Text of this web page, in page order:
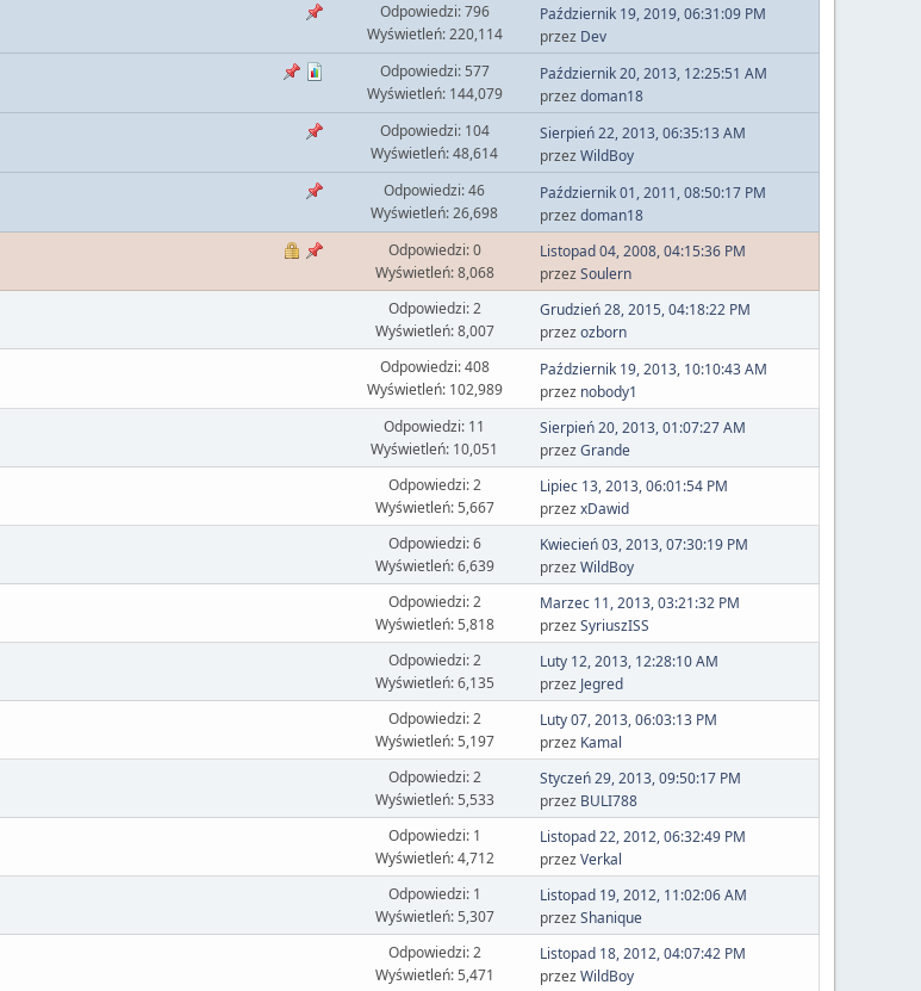
Odpowiedzi: 796
Wyświetleń: 220,114
Październik 19, 2019, 06:31:09 PM
przez Dev
Odpowiedzi: 577
Wyświetleń: 144,079
Październik 20, 2013, 12:25:51 AM
przezdoman18
Odpowiedzi: 104
Wyświetleń: 48,614
Sierpień 22, 2013, 06:35:13 AM
przezWildBoy
Odpowiedzi: 46
Wyświetleń: 26,698
Październik 01, 2011, 08:50:17 PM
przezdoman18
Odpowiedzi: 0
Wyświetleń: 8,068
Listopad 04, 2008, 04:15:36 PM
przezSoulern
Odpowiedzi: 2
Wyświetleń: 8,007
Grudzień 28, 2015, 04:18:22 PM
przezozborn
Odpowiedzi: 408
Wyświetleń: 102,989
Październik 19, 2013, 10:10:43 AM
przez nobody1
Odpowiedzi: 11
Wyświetleń: 10,051
Sierpień 20, 2013, 01:07:27 AM
przezGrande
Odpowiedzi: 2
Wyświetleń: 5,667
Lipiec 13, 2013, 06:01:54 PM
przezxDawid
Odpowiedzi: 6
Wyświetleń: 6,639
Kwiecień 03, 2013, 07:30:19 PM
przezWildBoy
Odpowiedzi: 2
Wyświetleń: 5,818
Marzec 11, 2013, 03:21:32 PM
przezSyriuszISS
Odpowiedzi: 2
Wyświetleń: 6,135
Luty 12, 2013, 12:28:10 AM
przez Jegred
Odpowiedzi: 2
Wyświetleń: 5,197
Luty 07, 2013, 06:03:13 PM
przez Kamal
Odpowiedzi: 2
Wyświetleń: 5,533
Styczeń 29, 2013, 09:50:17 PM
przez BULI788
Odpowiedzi: 1
Wyświetleń: 4,712
Listopad 22, 2012, 06:32:49 PM
przezVerkal
Odpowiedzi: 1
Wyświetleń: 5,307
Listopad 19, 2012, 11:02:06 AM
przezShanique
Odpowiedzi: 2
Wyświetleń: 5,471
Listopad 18, 2012, 04:07:42 PM
przezWildBoy